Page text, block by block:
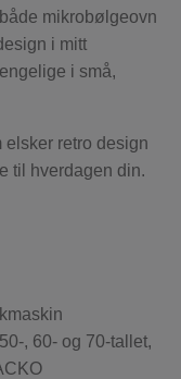
mikrobølgeovn
i mitt
i små,
elsker retro design
til hverdagen din.
, 60- og 70-tallet,